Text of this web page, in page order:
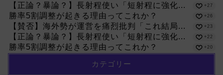
【正論？暴論？】長射程使い「短射程に強化... +27
勝率5割調整が起きる理由ってこれか？ +26
【賛否】海外勢が運営を痛烈批判「これ結局... +23
【正論？暴論？】長射程使い「短射程に強化... +22
勝率5割調整が起きる理由ってこれか？ +20
カテゴリー